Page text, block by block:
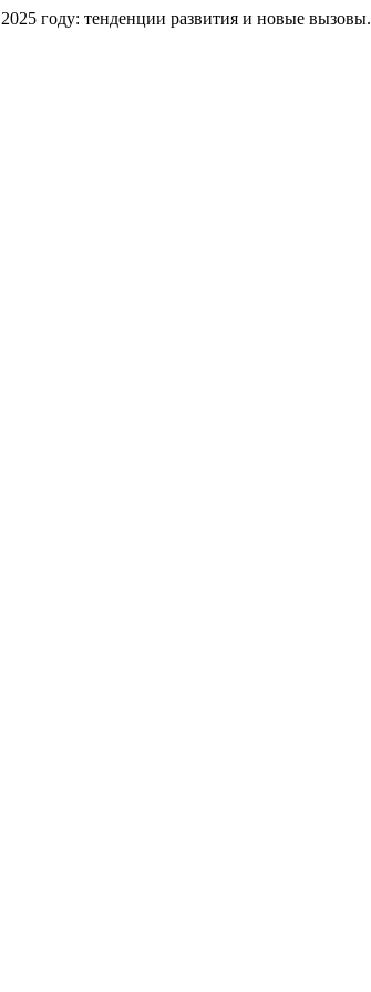
году: тенденции развития и новые вызовы.